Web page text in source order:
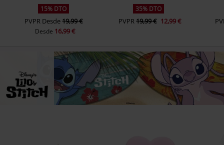
15% DTO
PVPR Desde19,99 €
Desde 16,99 €
35% DTO
PVPR19,99 € 12,99 €